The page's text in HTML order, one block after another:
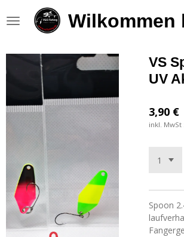
Hauptinhalt
Wilkommen
VS
UV
3,90 €
inkl.
Spoon